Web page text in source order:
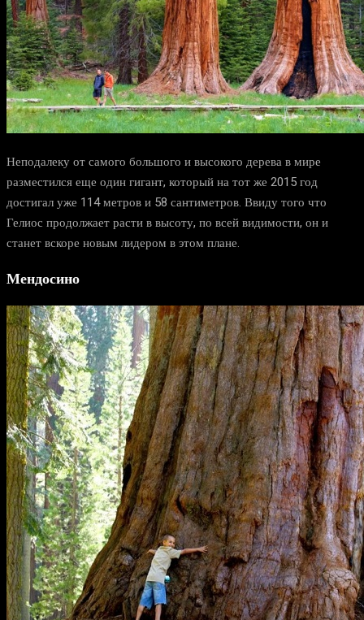
Неподалеку от самого большого и высокого дерева в мире
разместился еще один гигант, который на тот же 2015 год
достигал уже 114 метров и 58 сантиметров. Ввиду того что
Гелиос продолжает расти в высоту, по всей видимости, он и
станет вскоре новым лидером в этом плане.
Мендосино